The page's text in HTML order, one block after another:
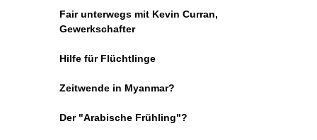
Fair unterwegs mit Kevin Curran,
Gewerkschafter
Hilfe für Flüchtlinge
Zeitwende in Myanmar?
Der "Arabische Frühling"?